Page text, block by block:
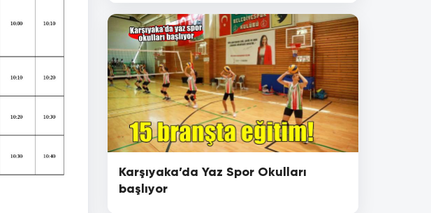
Karşıyaka’da Yaz Spor Okulları
başlıyor